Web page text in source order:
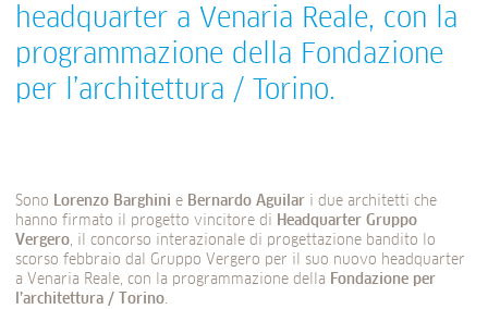
headquarter a Venaria Reale, con la
programmazione della Fondazione
per l’architettura / Torino.
Sono Lorenzo Barghini e Bernardo Aguilar i due architetti che
hanno firmato il progetto vincitore di Headquarter Gruppo
Vergero, il concorso interazionale di progettazione bandito lo
scorso febbraio dal Gruppo Vergero per il suo nuovo headquarter
a Venaria Reale, con la programmazione della Fondazione per
l’architettura / Torino.